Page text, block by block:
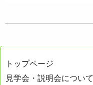
トップページ
見学会・説明会について